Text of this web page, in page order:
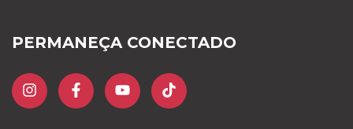
PERMANEÇA CONECTADO